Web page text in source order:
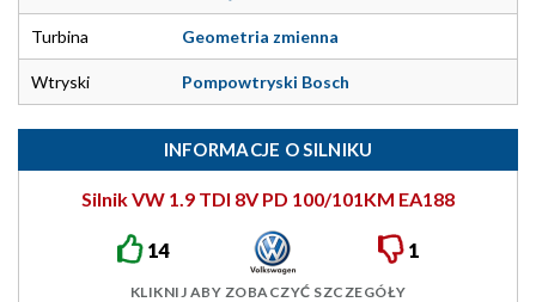
Turbina Geometria zmienna
Wtryski Pompowtryski Bosch
INFORMACJE O SILNIKU
Silnik VW 1.9 TDI 8V PD 100/101KM EA188
14 1
KLIKNIJ ABY ZOBACZYĆ SZCZEGÓŁY